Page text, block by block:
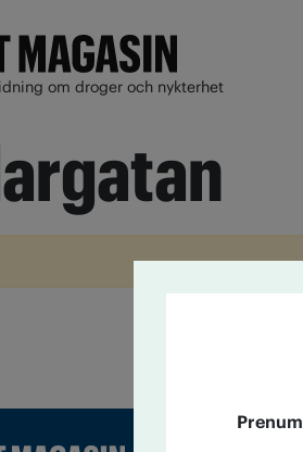
om droger och nykterhet